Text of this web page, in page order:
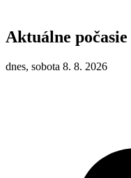
Aktuálne počasie
dnes, sobota 8. 8. 2026